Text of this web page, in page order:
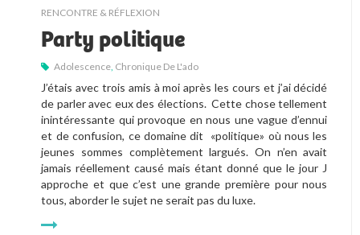
RENCONTRE & RÉFLEXION
Party politique
Adolescence Chronique De L'ado
J’étais avec trois amis à moi après les cours et j’ai décidé
de parler avec eux des élections. Cette chose tellement
inintéressante qui provoque en nous une vague d’ennui
et de confusion, ce domaine dit «politique» où nous les
jeunes sommes complètement largués. On n’en avait
jamais réellement causé mais étant donné que le jour J
approche et que c’est une grande première pour nous
tous, aborder le sujet ne serait pas du luxe.